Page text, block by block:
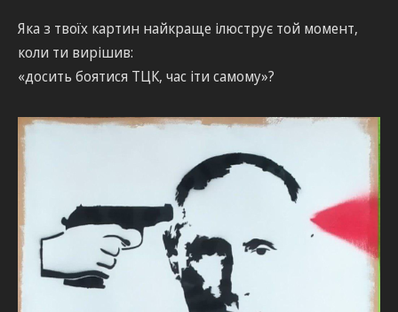
Яка з твоїх картин найкраще ілюструє той момент,
коли ти вирішив:
«досить боятися ТЦК, час іти самому»?